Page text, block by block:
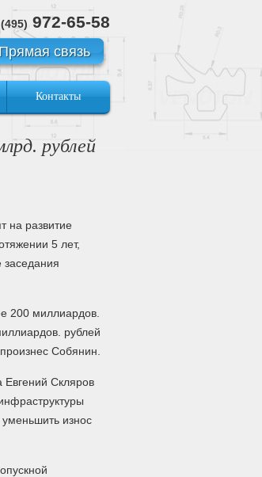
972-65-58
Прямая связь
Контакты
рублей
на развитие
5 лет,
200 миллиардов.
рублей
Собянин.
Евгений Скляров
износ